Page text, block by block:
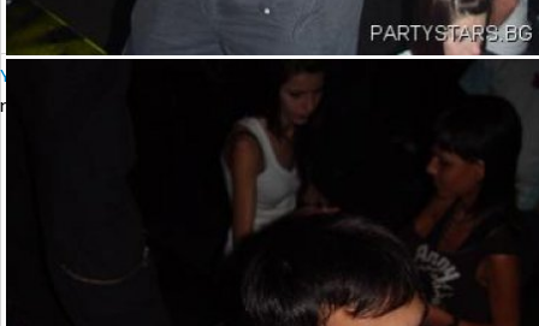
YALTA Club Presents MARTIN SOLVERG
петък, 06 октомври 2006 23:00